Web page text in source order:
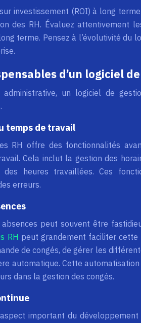
investissement (ROI) à long
des RH. Évaluez attentivement
terme. Pensez à l’évolutivité du
d’un logiciel
un logiciel de
temps de travail
RH offre des fonctionnalités
Cela inclut la gestion des
heures travaillées. Ces
erreurs.
peut souvent être
RH peut grandement faciliter cette
de congés, de gérer les
automatique. Cette
dans la gestion des congés.
important du